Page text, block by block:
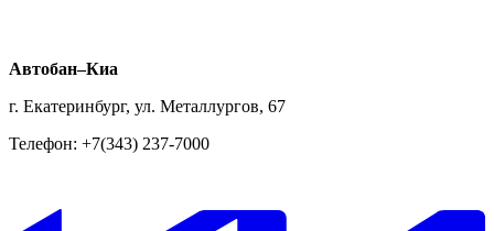
Автобан–Киа
г. Екатеринбург, ул. Металлургов, 67
Телефон: +7(343) 237-7000